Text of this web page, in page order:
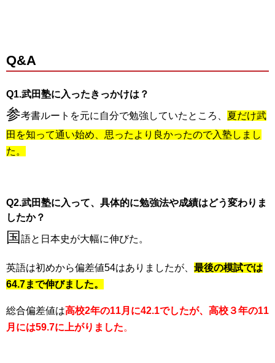
Q&A
Q1.武田塾に入ったきっかけは？
参考書ルートを元に自分で勉強していたところ、 夏だけ武
田を知って通い始め、 思ったより良かったので入塾しまし
た。
Q2.武田塾に入って、具体的に勉強法や成績はどう変わりま
したか？
国語と日本史が大幅に伸びた。
英語は初めから偏差値54はありましたが、 最後の模試では
64.7まで伸びました。
総合偏差値は高校2年の11月に42.1でしたが、高校３年の11
月には59.7に上がりました。